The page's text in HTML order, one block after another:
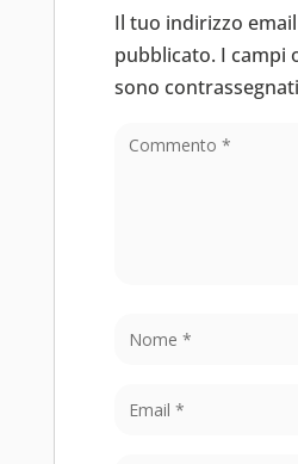
Il tuo indirizzo
pubblicato. I campi
sono contrassegnati